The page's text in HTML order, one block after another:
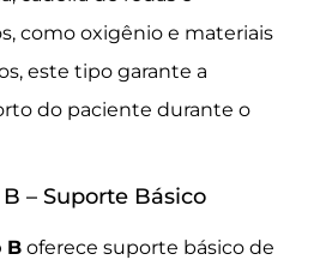
como oxigênio e materiais
este tipo garante a
do paciente durante o
– Suporte Básico
B oferece suporte básico de